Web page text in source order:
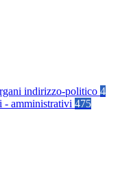
indirizzo-politico 4
- amministrativi 475